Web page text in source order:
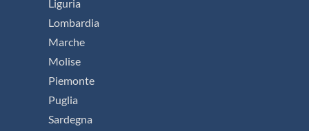
Liguria
Lombardia
Marche
Molise
Piemonte
Puglia
Sardegna